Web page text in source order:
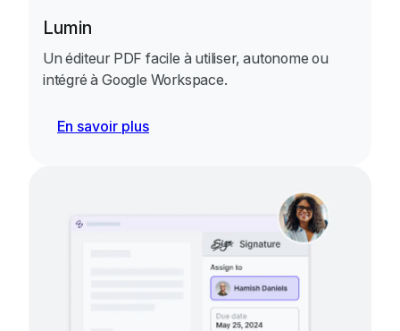
Lumin
Un éditeur PDF facile à utiliser, autonome ou
intégré à Google Workspace.
En savoir plus